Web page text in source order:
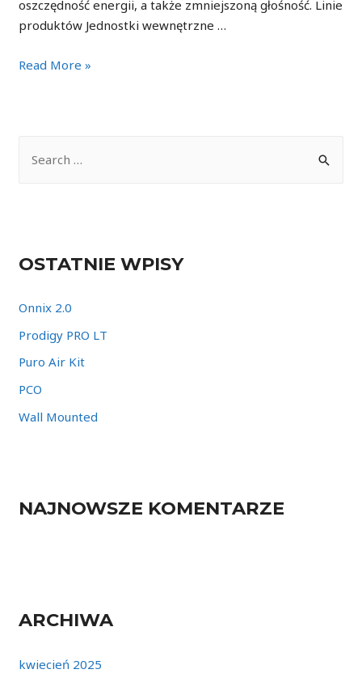
oszczędność energii, a także zmniejszoną głośność. Linie
produktów Jednostki wewnętrzne …
Jednostki
Read More »
h
o
r
:
OSTATNIE WPISY
Onnix 2.0
Prodigy PRO LT
Puro Air Kit
PCO
Wall Mounted
NAJNOWSZE KOMENTARZE
ARCHIWA
kwiecień 2025